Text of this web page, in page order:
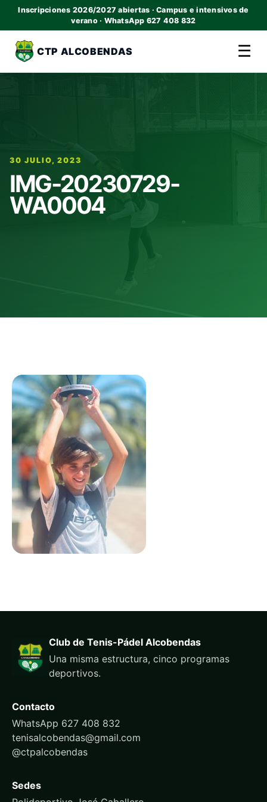
Inscripciones 2026/2027 abiertas · Campus e intensivos de
verano · WhatsApp 627 408 832
CTP ALCOBENDAS ☰
30 JULIO, 2023
IMG-20230729-
WA0004
Club de Tenis-Pádel Alcobendas
Una misma estructura, cinco programas
deportivos.
Contacto
WhatsApp 627 408 832
tenisalcobendas@gmail.com
@ctpalcobendas
Sedes